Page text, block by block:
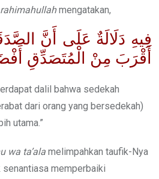
rahimahullahmengatakan,
فِيهِ دَلَالَةٌ عَلَى أَنَّ
أَقْرَبَ مِنْ الْمُتَصَدِّقِ
dalil bahwa sedekah
dari orang yang bersedekah)
utama.”
wa ta’ala melimpahkan taufik-Nya
senantiasa memperbaiki